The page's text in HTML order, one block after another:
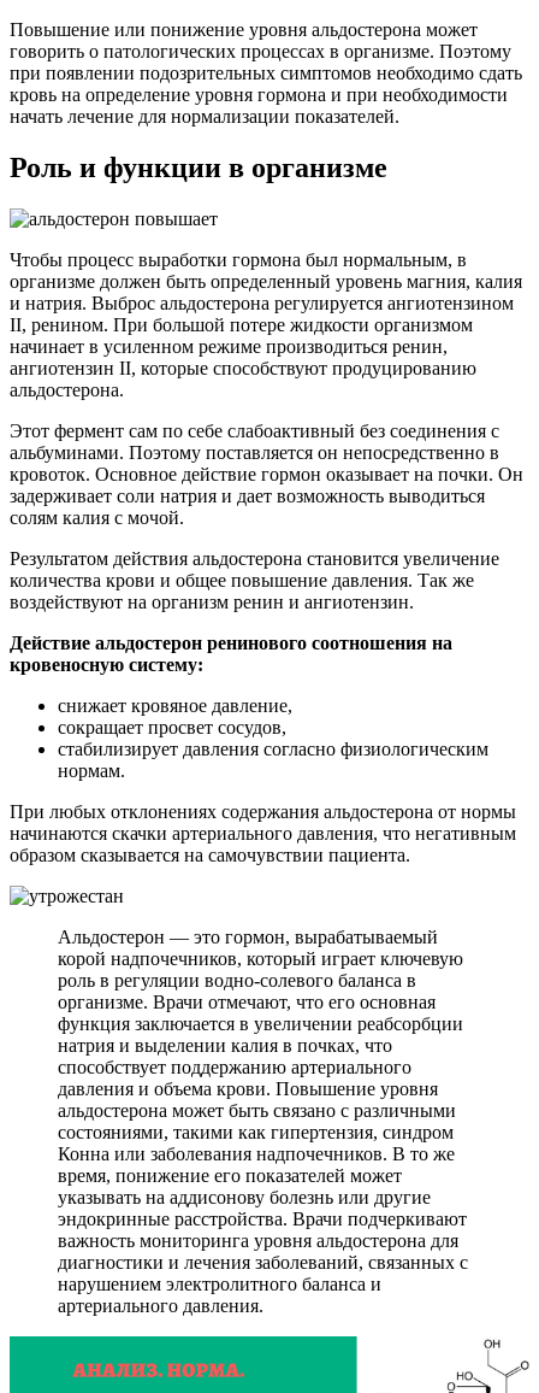
Повышение или понижение уровня альдостерона может
говорить о патологических процессах в организме. Поэтому
при появлении подозрительных симптомов необходимо сдать
кровь на определение уровня гормона и при необходимости
начать лечение для нормализации показателей.
Роль и функции в организме
Чтобы процесс выработки гормона был нормальным, в
организме должен быть определенный уровень магния, калия
и натрия. Выброс альдостерона регулируется ангиотензином
II, ренином. При большой потере жидкости организмом
начинает в усиленном режиме производиться ренин,
ангиотензин ІІ, которые способствуют продуцированию
альдостерона.
Этот фермент сам по себе слабоактивный без соединения с
альбуминами. Поэтому поставляется он непосредственно в
кровоток. Основное действие гормон оказывает на почки. Он
задерживает соли натрия и дает возможность выводиться
солям калия с мочой.
Результатом действия альдостерона становится увеличение
количества крови и общее повышение давления. Так же
воздействуют на организм ренин и ангиотензин.
Действие альдостерон ренинового соотношения на
кровеносную систему:
снижает кровяное давление,
сокращает просвет сосудов,
стабилизирует давления согласно физиологическим
нормам.
При любых отклонениях содержания альдостерона от нормы
начинаются скачки артериального давления, что негативным
образом сказывается на самочувствии пациента.
Альдостерон — это гормон, вырабатываемый
корой надпочечников, который играет ключевую
роль в регуляции водно-солевого баланса в
организме. Врачи отмечают, что его основная
функция заключается в увеличении реабсорбции
натрия и выделении калия в почках, что
способствует поддержанию артериального
давления и объема крови. Повышение уровня
альдостерона может быть связано с различными
состояниями, такими как гипертензия, синдром
Конна или заболевания надпочечников. В то же
время, понижение его показателей может
указывать на аддисонову болезнь или другие
эндокринные расстройства. Врачи подчеркивают
важность мониторинга уровня альдостерона для
диагностики и лечения заболеваний, связанных с
нарушением электролитного баланса и
артериального давления.